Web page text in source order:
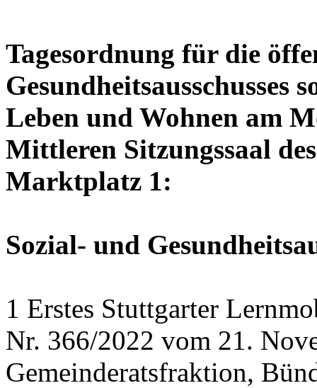
Tagesordnung für die
Gesundheitsausschusses
Leben und Wohnen am
Mittleren Sitzungssaal
Marktplatz 1:
Sozial- und
1 Erstes Stuttgarter
Nr. 366/2022 vom 21.
Gemeinderatsfraktion,